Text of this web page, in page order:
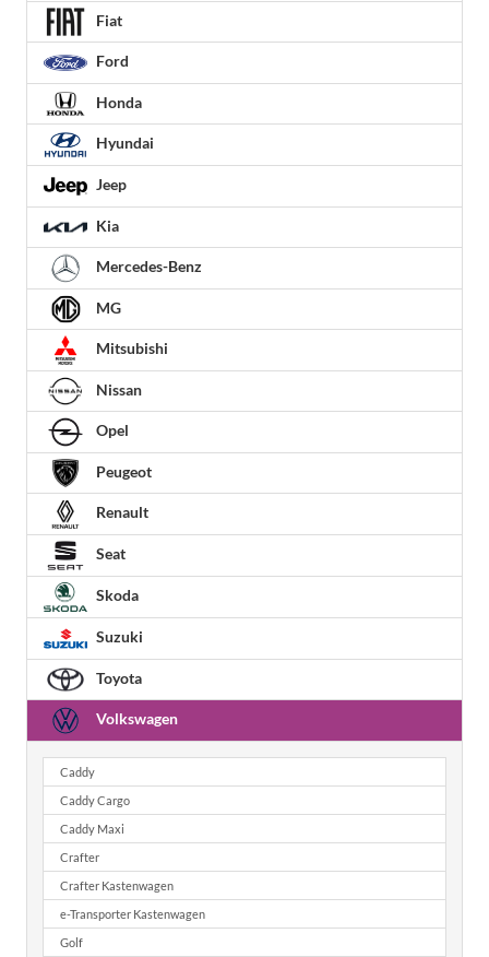
Fiat
Ford
Honda
Hyundai
Jeep
Kia
Mercedes-Benz
MG
Mitsubishi
Nissan
Opel
Peugeot
Renault
Seat
Skoda
Suzuki
Toyota
Volkswagen
Caddy
Caddy Cargo
Caddy Maxi
Crafter
Crafter Kastenwagen
e-Transporter Kastenwagen
Golf